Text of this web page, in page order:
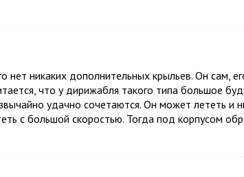
никаких дополнительных крыльев. Он сам,
что у дирижабля такого типа большое
удачно сочетаются. Он может лететь и
с большой скоростью. Тогда под корпусом